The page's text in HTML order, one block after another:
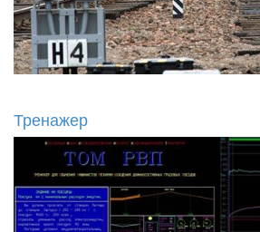
Тренажер